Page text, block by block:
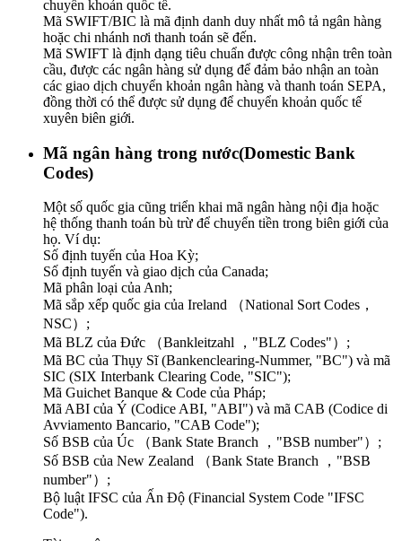
chuyển khoản quốc tế.
Mã SWIFT/BIC là mã định danh duy nhất mô tả ngân hàng
hoặc chi nhánh nơi thanh toán sẽ đến.
Mã SWIFT là định dạng tiêu chuẩn được công nhận trên toàn
cầu, được các ngân hàng sử dụng để đảm bảo nhận an toàn
các giao dịch chuyển khoản ngân hàng và thanh toán SEPA,
đồng thời có thể được sử dụng để chuyển khoản quốc tế
xuyên biên giới.
Mã ngân hàng trong nước(Domestic Bank
Codes)
Một số quốc gia cũng triển khai mã ngân hàng nội địa hoặc
hệ thống thanh toán bù trừ để chuyển tiền trong biên giới của
họ. Ví dụ:
Số định tuyến của Hoa Kỳ;
Số định tuyến và giao dịch của Canada;
Mã phân loại của Anh;
Mã sắp xếp quốc gia của Ireland （National Sort Codes，
NSC）;
Mã BLZ của Đức （Bankleitzahl ，"BLZ Codes"）;
Mã BC của Thụy Sĩ (Bankenclearing-Nummer, "BC") và mã
SIC (SIX Interbank Clearing Code, "SIC");
Mã Guichet Banque & Code của Pháp;
Mã ABI của Ý (Codice ABI, "ABI") và mã CAB (Codice di
Avviamento Bancario, "CAB Code");
Số BSB của Úc （Bank State Branch ，"BSB number"）;
Số BSB của New Zealand （Bank State Branch ，"BSB
number"）;
Bộ luật IFSC của Ấn Độ (Financial System Code "IFSC
Code").